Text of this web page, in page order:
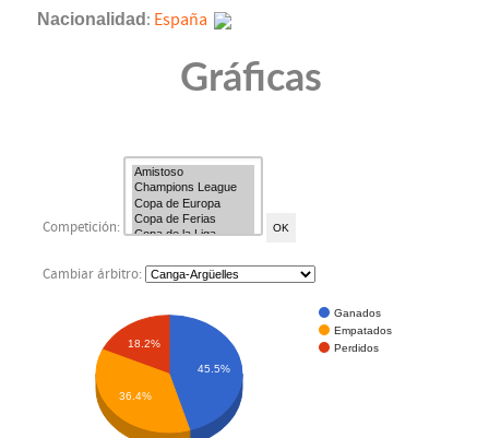
Nacionalidad : España
Gráficas
Competición:
Cambiar árbitro:
Ganados
Empatados
Perdidos
45.5%
18.2%
36.4%